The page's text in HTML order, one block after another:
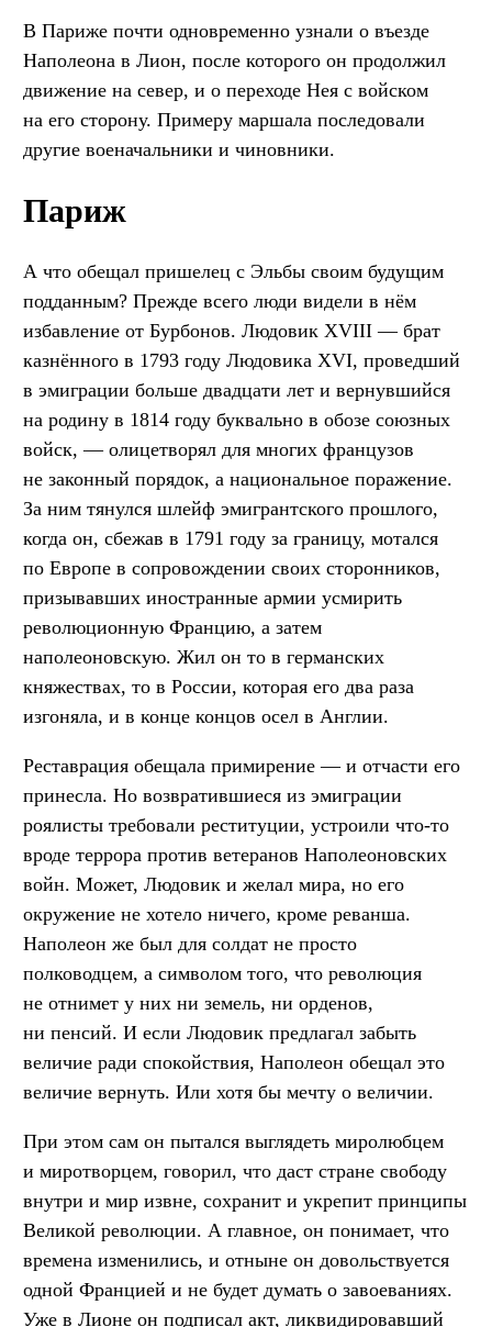
В Париже почти одновременно узнали о въезде
Наполеона в Лион, после которого он продолжил
движение на север, и о переходе Нея с войском
на его сторону. Примеру маршала последовали
другие военачальники и чиновники.
Париж
А что обещал пришелец с Эльбы своим будущим
подданным? Прежде всего люди видели в нём
избавление от Бурбонов. Людовик XVIII — брат
казнённого в 1793 году Людовика XVI, проведший
в эмиграции больше двадцати лет и вернувшийся
на родину в 1814 году буквально в обозе союзных
войск, — олицетворял для многих французов
не законный порядок, а национальное поражение.
За ним тянулся шлейф эмигрантского прошлого,
когда он, сбежав в 1791 году за границу, мотался
по Европе в сопровождении своих сторонников,
призывавших иностранные армии усмирить
революционную Францию, а затем
наполеоновскую. Жил он то в германских
княжествах, то в России, которая его два раза
изгоняла, и в конце концов осел в Англии.
Реставрация обещала примирение — и отчасти его
принесла. Но возвратившиеся из эмиграции
роялисты требовали реституции, устроили что-то
вроде террора против ветеранов Наполеоновских
войн. Может, Людовик и желал мира, но его
окружение не хотело ничего, кроме реванша.
Наполеон же был для солдат не просто
полководцем, а символом того, что революция
не отнимет у них ни земель, ни орденов,
ни пенсий. И если Людовик предлагал забыть
величие ради спокойствия, Наполеон обещал это
величие вернуть. Или хотя бы мечту о величии.
При этом сам он пытался выглядеть миролюбцем
и миротворцем, говорил, что даст стране свободу
внутри и мир извне, сохранит и укрепит принципы
Великой революции. А главное, он понимает, что
времена изменились, и отныне он довольствуется
одной Францией и не будет думать о завоеваниях.
Уже в Лионе он подписал акт, ликвидировавший